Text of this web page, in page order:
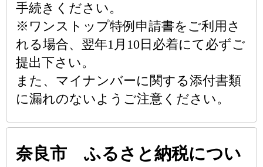
手続きください。
※ワンストップ特例申請書をご利用さ
れる場合、翌年1月10日必着にて必ずご
提出下さい。
また、マイナンバーに関する添付書類
に漏れのないようご注意ください。
奈良市 ふるさと納税につい